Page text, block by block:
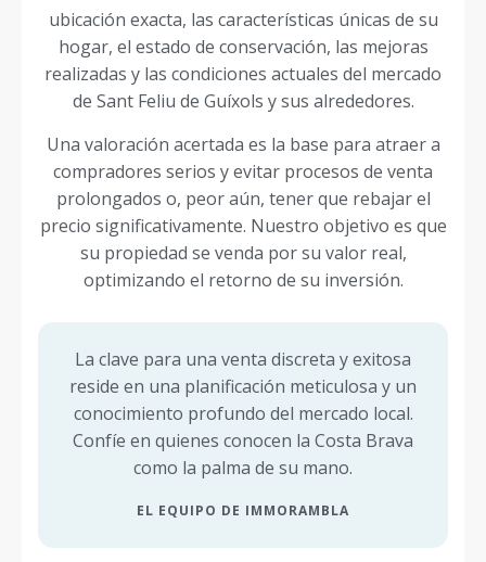
ubicación exacta, las características únicas de su
hogar, el estado de conservación, las mejoras
realizadas y las condiciones actuales del mercado
de Sant Feliu de Guíxols y sus alrededores.
Una valoración acertada es la base para atraer a
compradores serios y evitar procesos de venta
prolongados o, peor aún, tener que rebajar el
precio significativamente. Nuestro objetivo es que
su propiedad se venda por su valor real,
optimizando el retorno de su inversión.
La clave para una venta discreta y exitosa
reside en una planificación meticulosa y un
conocimiento profundo del mercado local.
Confíe en quienes conocen la Costa Brava
como la palma de su mano.
EL EQUIPO DE IMMORAMBLA